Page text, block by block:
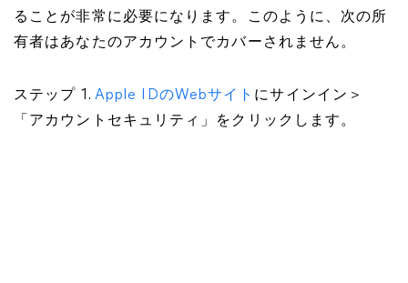
ることが非常に必要になります。このように、次の所
有者はあなたのアカウントでカバーされません。
ステップ 1. Apple IDのWebサイト にサインイン＞
「アカウントセキュリティ」をクリックします。